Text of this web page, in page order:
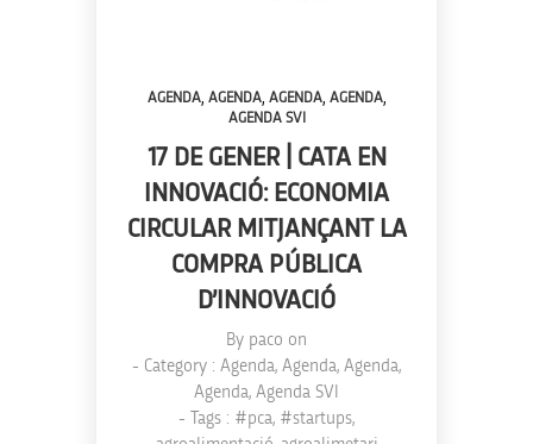
AGENDA, AGENDA, AGENDA, AGENDA,
AGENDA SVI
17 DE GENER | CATA EN
INNOVACIÓ: ECONOMIA
CIRCULAR MITJANÇANT LA
COMPRA PÚBLICA
D’INNOVACIÓ
By paco on
- Category : Agenda, Agenda, Agenda,
Agenda, Agenda SVI
- Tags : #pca, #startups,